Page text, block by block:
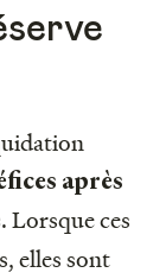
après
. Lorsque ces
elles sont